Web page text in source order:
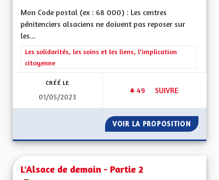
Mon Code postal (ex : 68 000) : Les centres
pénitenciers alsaciens ne doivent pas reposer sur
les...
Filtrer les résultats de la catégorie : Les solidarités, les soins
Les solidarités, les soins et les liens, l'implication
citoyenne
CRÉÉ LE
01/05/2023
49 49 ABONNÉS
SUIVRE
VOIR LA PROPOSITION
L'Alsace de demain - Partie 2